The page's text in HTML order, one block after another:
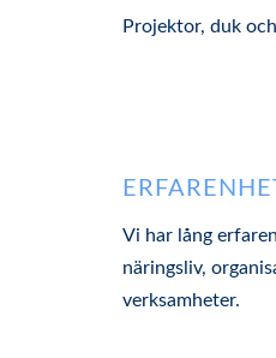
Projektor, duk
Vi har lång
näringsliv,
verksamheter.